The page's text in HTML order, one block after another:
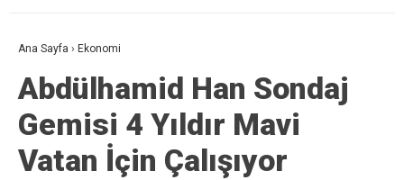
Ana Sayfa › Ekonomi
Abdülhamid Han Sondaj
Gemisi 4 Yıldır Mavi
Vatan İçin Çalışıyor